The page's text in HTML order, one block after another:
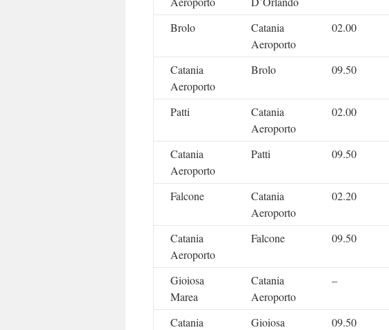
Brolo
Catania
Aeroporto
02.00
Catania
Aeroporto
Brolo 09.50
Patti
Catania
Aeroporto
02.00
Catania
Aeroporto
Patti 09.50
Falcone
Catania
Aeroporto
02.20
Catania
Aeroporto
Falcone 09.50
Gioiosa
Marea
Catania
Aeroporto
–
Catania
Gioiosa
09.50